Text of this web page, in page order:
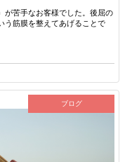
が苦手なお客様でした。後屈の
う筋膜を整えてあげることで
ブログ